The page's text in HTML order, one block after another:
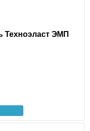
Техноэласт ЭМП